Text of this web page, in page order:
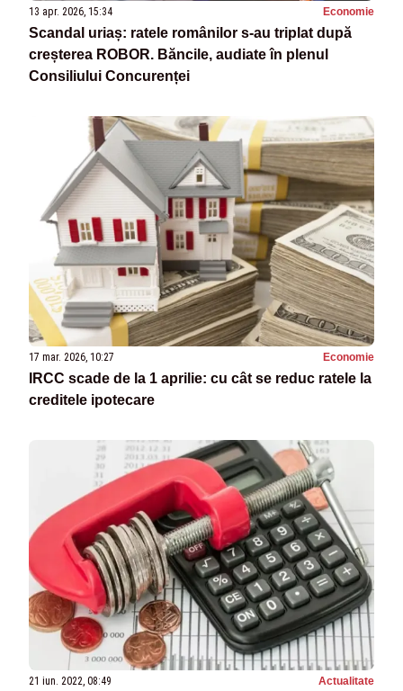
13 apr. 2026, 15:34 Economie
Scandal uriaș: ratele românilor s-au triplat după
creșterea ROBOR. Băncile, audiate în plenul
Consiliului Concurenței
17 mar. 2026, 10:27 Economie
IRCC scade de la 1 aprilie: cu cât se reduc ratele la
creditele ipotecare
21 iun. 2022, 08:49 Actualitate